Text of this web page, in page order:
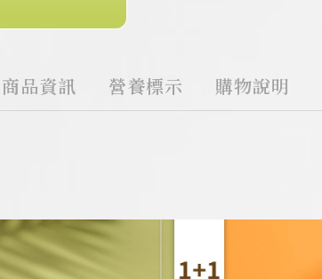
商品資訊 營養標示 購物說明